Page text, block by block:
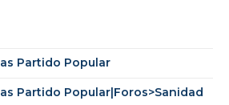
Partido Popular
Partido Popular|Foros>Sanidad